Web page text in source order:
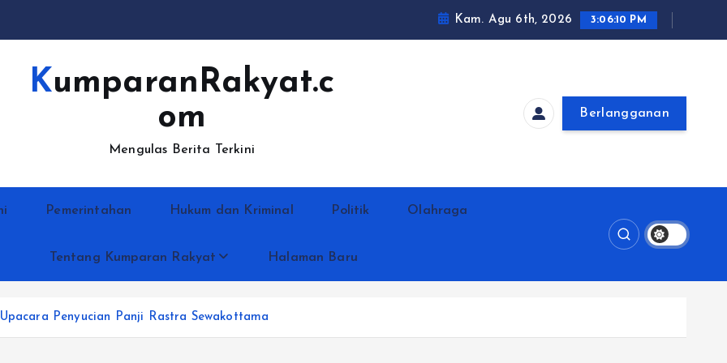
Kam. Agu 6th, 2026 3:06:11 PM
KumparanRakyat.c
om
Mengulas Berita Terkini
Berlangganan
Pemerintahan Hukum dan Kriminal Politik Olahraga
Tentang Kumparan Rakyat Halaman Baru
Penyucian Panji Rastra Sewakottama